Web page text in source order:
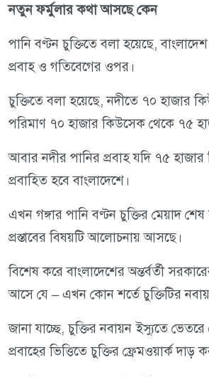
নতুন ফর্মুলার কথা আসছে কেন
পানি বণ্টন চুক্তিতে বলা হয়েছে,
প্রবাহ ও গতিবেগের ওপর।
চুক্তিতে বলা হয়েছে, নদীতে ৭০ হাজার
পরিমাণ ৭০ হাজার কিউসেক থেকে ৭৫
আবার নদীর পানির প্রবাহ যদি ৭৫
প্রবাহিত হবে বাংলাদেশে।
এখন গঙ্গার পানি বণ্টন চুক্তির মেয়াদ
প্রস্তাবের বিষয়টি আলোচনায় আসছে।
বিশেষ করে বাংলাদেশের অন্তর্বর্তী
আসে যে – এখন কোন শর্তে চুক্তিটির
জানা যাচ্ছে, চুক্তির নবায়ন ইস্যুতে ভেতরে
প্রবাহের ভিত্তিতে চুক্তির ফ্রেমওয়ার্ক দাড়